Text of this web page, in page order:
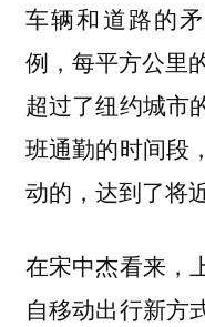
车辆和道路的
例，每平方公里
超过了纽约城市
班通勤的时间段
动的，达到了将
在宋中杰看来，
自移动出行新方